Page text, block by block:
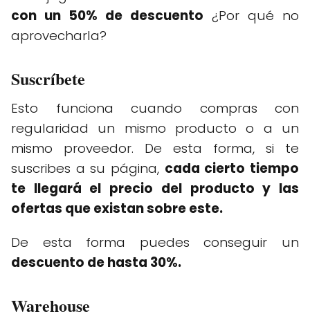
con un 50% de descuento ¿Por qué no
aprovecharla?
Suscríbete
Esto funciona cuando compras con
regularidad un mismo producto o a un
mismo proveedor. De esta forma, si te
suscribes a su página, cada cierto tiempo
te llegará el precio del producto y las
ofertas que existan sobre este.
De esta forma puedes conseguir un
descuento de hasta 30%.
Warehouse